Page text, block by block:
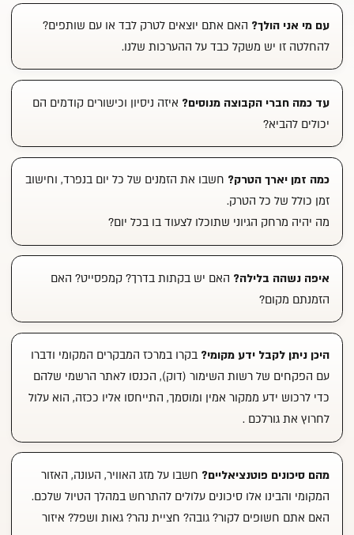
עם מי אני הולך? האם אתם יוצאים לטרק לבד או עם שותפים?
להחלטה זו יש משקל כבד על ההערכות שלנו.
עד כמה חברי הקבוצה מנוסים? איזה ניסיון וכישורים קודמים הם
יכולים להביא?
כמה זמן יארך הטרק? חשבו את הזמנים של כל יום בנפרד, וחישוב
זמן כולל של כל הטרק.
מה יהיה מרחק הגיוני שתוכלו לצעוד בו בכל יום?
איפה נשהה בלילה? האם יש בקתות בדרך? קמפסייט? האם
הזמנתם מקום?
היכן ניתן לקבל ידע מקומי? בקרו במרכז המבקרים המקומי ודברו
עם הפקחים של רשות השימור (דוק), הכנסולאתר הרשמי שלהם
כדי לרכוש ידע ממקור אמין ומוסמך, התייחסו אליו ככזה, הוא עלול
לחרוץ את גורלכם .
מהם סיכונים פוטנציאליים? חשבו על מזג האוויר, העונה, האזור
המקומי והבינו אלו סיכונים עלולים להתרחש במהלך הטיול שלכם.
האם אתם חשופים לקור? גובה? חציית נהר? גאות ושפל? איזור